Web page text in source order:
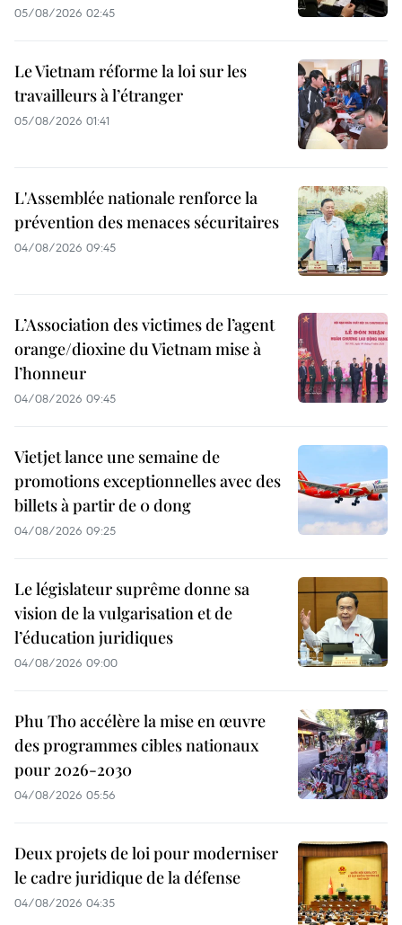
05/08/2026 02:45
Le Vietnam réforme la loi sur les
travailleurs à l’étranger
05/08/2026 01:41
L'Assemblée nationale renforce la
prévention des menaces sécuritaires
04/08/2026 09:45
L’Association des victimes de l’agent
orange/dioxine du Vietnam mise à
l’honneur
04/08/2026 09:45
Vietjet lance une semaine de
promotions exceptionnelles avec des
billets à partir de 0 dong
04/08/2026 09:25
Le législateur suprême donne sa
vision de la vulgarisation et de
l’éducation juridiques
04/08/2026 09:00
Phu Tho accélère la mise en œuvre
des programmes cibles nationaux
pour 2026-2030
04/08/2026 05:56
Deux projets de loi pour moderniser
le cadre juridique de la défense
04/08/2026 04:35